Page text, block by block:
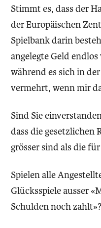
Stimmt es, dass der
der Europäischen
Spielbank darin
angelegte Geld
während es sich in
vermehrt, wenn mir
Sind Sie
dass die gesetzlichen
grösser sind als die für
Spielen alle
Glücksspiele ausser
Schulden noch zahlt»?